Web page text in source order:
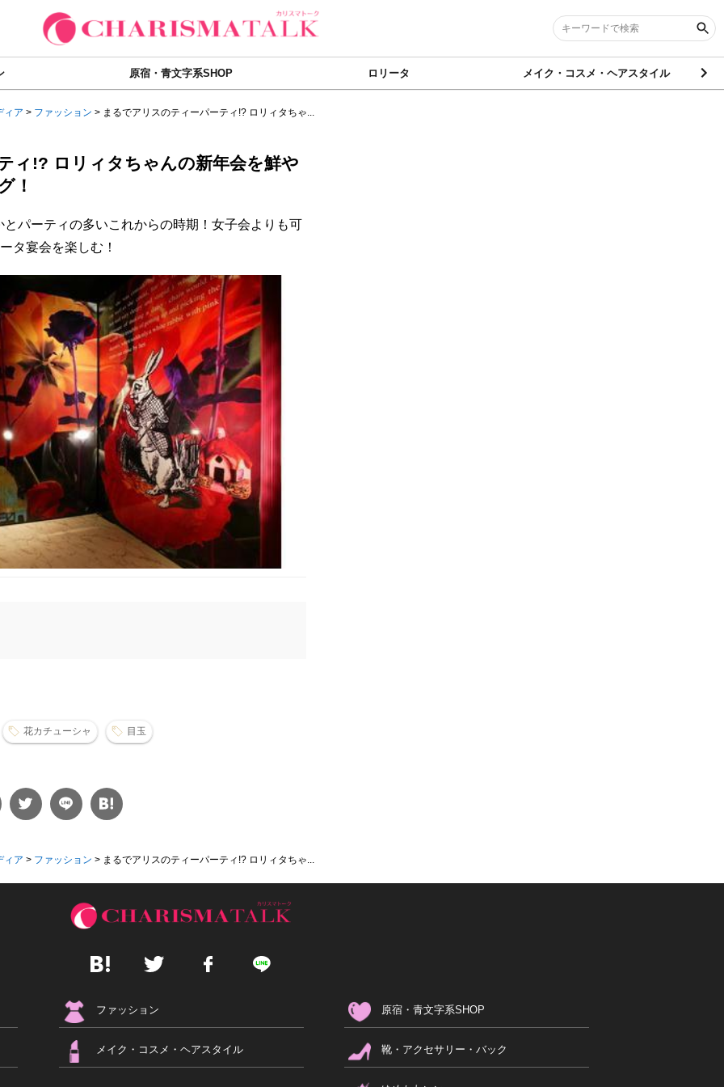
原宿・青文字系SHOP ロリータ メイク・コスメ・ヘアスタイル
ィア > ファッション > まるでアリスのティーパーティ!? ロリィタちゃ...
ィ!? ロリィタちゃんの新年会を鮮や
！
パーティの多いこれからの時期！女子会よりも可
タ宴会を楽しむ！
花カチューシャ 目玉
ィア > ファッション > まるでアリスのティーパーティ!? ロリィタちゃ...
ファッション 原宿・青文字系SHOP
メイク・コスメ・ヘアスタイル 靴・アクセサリー・バック